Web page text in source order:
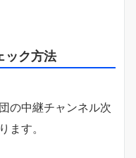
ック方法
の中継チャンネル次
ます。